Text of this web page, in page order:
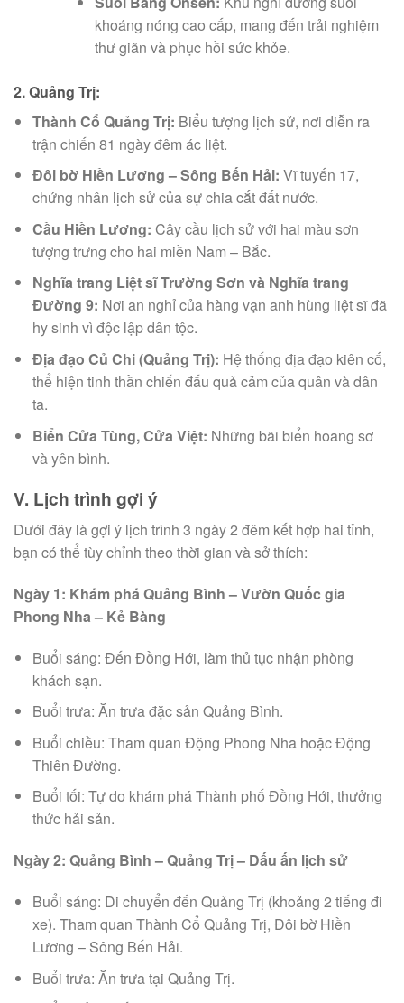
khoáng nóng cao cấp, mang đến trải nghiệm
thư giãn và phục hồi sức khỏe.
2. Quảng Trị:
Thành Cổ Quảng Trị: Biểu tượng lịch sử, nơi diễn ra
trận chiến 81 ngày đêm ác liệt.
Đôi bờ Hiền Lương – Sông Bến Hải: Vĩ tuyến 17,
chứng nhân lịch sử của sự chia cắt đất nước.
Cầu Hiền Lương: Cây cầu lịch sử với hai màu sơn
tượng trưng cho hai miền Nam – Bắc.
Nghĩa trang Liệt sĩ Trường Sơn và Nghĩa trang
Đường 9: Nơi an nghỉ của hàng vạn anh hùng liệt sĩ đã
hy sinh vì độc lập dân tộc.
Địa đạo Củ Chi (Quảng Trị): Hệ thống địa đạo kiên cố,
thể hiện tinh thần chiến đấu quả cảm của quân và dân
ta.
Biển Cửa Tùng, Cửa Việt: Những bãi biển hoang sơ
và yên bình.
V. Lịch trình gợi ý
Dưới đây là gợi ý lịch trình 3 ngày 2 đêm kết hợp hai tỉnh,
bạn có thể tùy chỉnh theo thời gian và sở thích:
Ngày 1: Khám phá Quảng Bình – Vườn Quốc gia
Phong Nha – Kẻ Bàng
Buổi sáng: Đến Đồng Hới, làm thủ tục nhận phòng
khách sạn.
Buổi trưa: Ăn trưa đặc sản Quảng Bình.
Buổi chiều: Tham quan Động Phong Nha hoặc Động
Thiên Đường.
Buổi tối: Tự do khám phá Thành phố Đồng Hới, thưởng
thức hải sản.
Ngày 2: Quảng Bình – Quảng Trị – Dấu ấn lịch sử
Buổi sáng: Di chuyển đến Quảng Trị (khoảng 2 tiếng đi
xe). Tham quan Thành Cổ Quảng Trị, Đôi bờ Hiền
Lương – Sông Bến Hải.
Buổi trưa: Ăn trưa tại Quảng Trị.